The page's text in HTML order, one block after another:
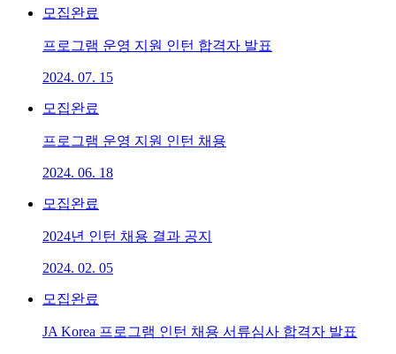
모집완료
프로그램 운영 지원 인턴 합격자 발표
2024. 07. 15
모집완료
프로그램 운영 지원 인턴 채용
2024. 06. 18
모집완료
2024년 인턴 채용 결과 공지
2024. 02. 05
모집완료
JA Korea 프로그램 인턴 채용 서류심사 합격자 발표